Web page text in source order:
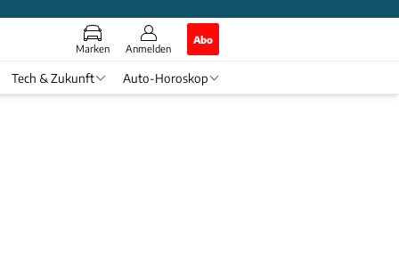
Marken Anmelden
Abo
Tech & Zukunft Auto-Horoskop